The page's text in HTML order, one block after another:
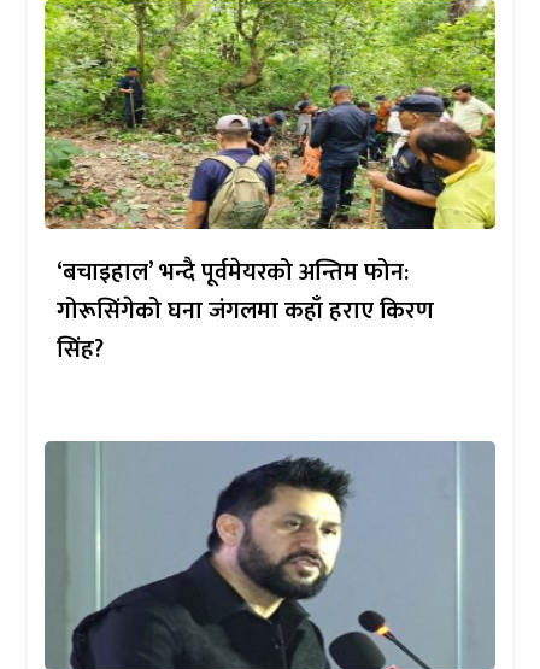
‘बचाइहाल’ भन्दै पूर्वमेयरको अन्तिम फोन:
गोरूसिंगेको घना जंगलमा कहाँ हराए किरण
सिंह?